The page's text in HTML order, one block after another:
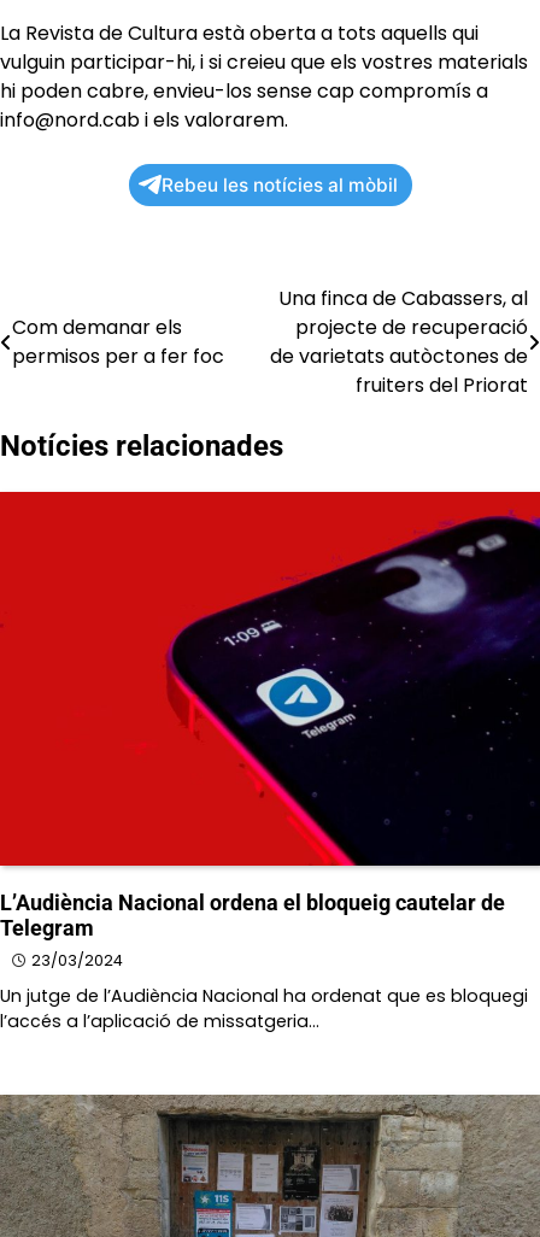
La Revista de Cultura està oberta a tots aquells qui
vulguin participar-hi, i si creieu que els vostres materials
hi poden cabre, envieu-los sense cap compromís a
info@nord.cab i els valorarem.
Rebeu les notícies al mòbil
d'entrades
Com demanar els
permisos per a fer foc
Una finca de Cabassers, al
projecte de recuperació
de varietats autòctones de
fruiters del Priorat
Notícies relacionades
L’Audiència Nacional ordena el bloqueig cautelar de
Telegram
23/03/2024
Un jutge de l’Audiència Nacional ha ordenat que es bloquegi
l’accés a l’aplicació de missatgeria…